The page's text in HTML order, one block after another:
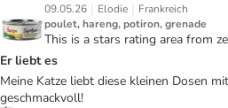
09.05.26 | Elodie | Frankreich
poulet, hareng, potiron, grenade
This is a stars rating area from
Er liebt es
Meine Katze liebt diese kleinen Dosen
geschmackvoll!